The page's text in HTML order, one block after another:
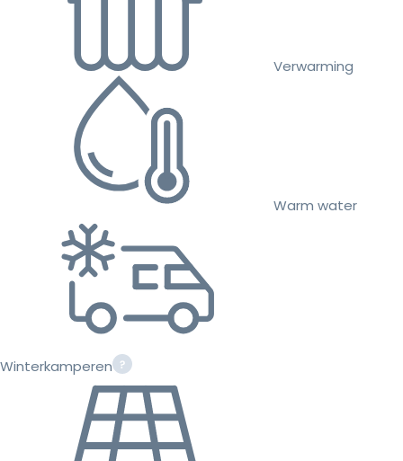
Verwarming
Warm water
Winterkamperen